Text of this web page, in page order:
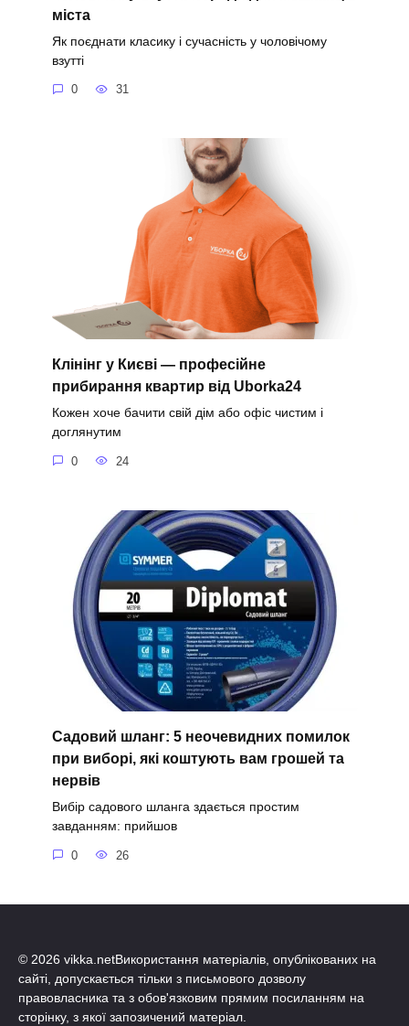
міста
Як поєднати класику і сучасність у чоловічому
взутті
0 31
Клінінг у Києві — професійне
прибирання квартир від Uborka24
Кожен хоче бачити свій дім або офіс чистим і
доглянутим
0 24
Садовий шланг: 5 неочевидних помилок
при виборі, які коштують вам грошей та
нервів
Вибір садового шланга здається простим
завданням: прийшов
0 26
© 2026 vikka.netВикористання матеріалів, опублікованих на
сайті, допускається тільки з письмового дозволу
правовласника та з обов'язковим прямим посиланням на
сторінку, з якої запозичений матеріал.